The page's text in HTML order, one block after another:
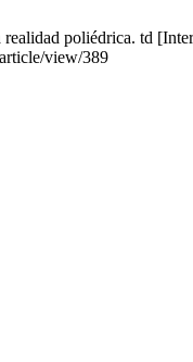
poliédrica. td
view/389